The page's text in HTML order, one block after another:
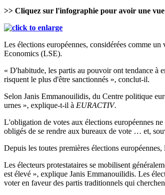
>> Cliquez sur l'infographie pour avoir une
Les élections européennes, considérées comme
Economics (LSE).
« D'habitude, les partis au pouvoir ont tendance à
risquent le plus d'être sanctionnés », conclut-il.
Selon Janis Emmanouilidis, du Centre politique
urnes », explique-t-il à EURACTIV.
L'obligation de votes aux élections européennes
obligés de se rendre aux bureaux de vote … et,
Depuis les toutes premières élections
Les électeurs protestataires se mobilisent
est élevé », explique Janis Emmanouilidis. Les
voter en faveur des partis traditionnels qui